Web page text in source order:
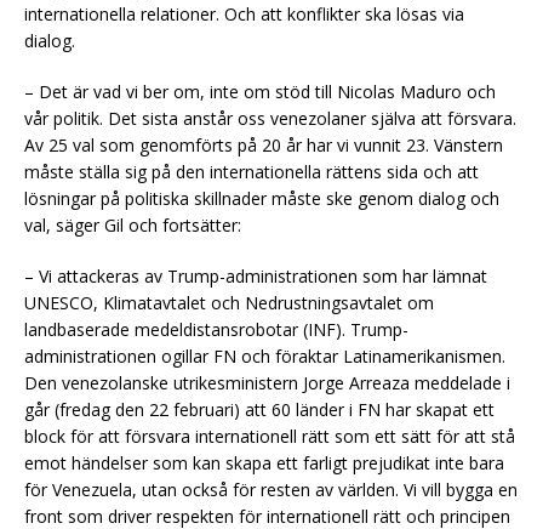
internationella relationer. Och att konflikter ska lösas via
dialog.
– Det är vad vi ber om, inte om stöd till Nicolas Maduro och
vår politik. Det sista anstår oss venezolaner själva att försvara.
Av 25 val som genomförts på 20 år har vi vunnit 23. Vänstern
måste ställa sig på den internationella rättens sida och att
lösningar på politiska skillnader måste ske genom dialog och
val, säger Gil och fortsätter:
– Vi attackeras av Trump-administrationen som har lämnat
UNESCO, Klimatavtalet och Nedrustningsavtalet om
landbaserade medeldistansrobotar (INF). Trump-
administrationen ogillar FN och föraktar Latinamerikanismen.
Den venezolanske utrikesministern Jorge Arreaza meddelade i
går (fredag den 22 februari) att 60 länder i FN har skapat ett
block för att försvara internationell rätt som ett sätt för att stå
emot händelser som kan skapa ett farligt prejudikat inte bara
för Venezuela, utan också för resten av världen. Vi vill bygga en
front som driver respekten för internationell rätt och principen